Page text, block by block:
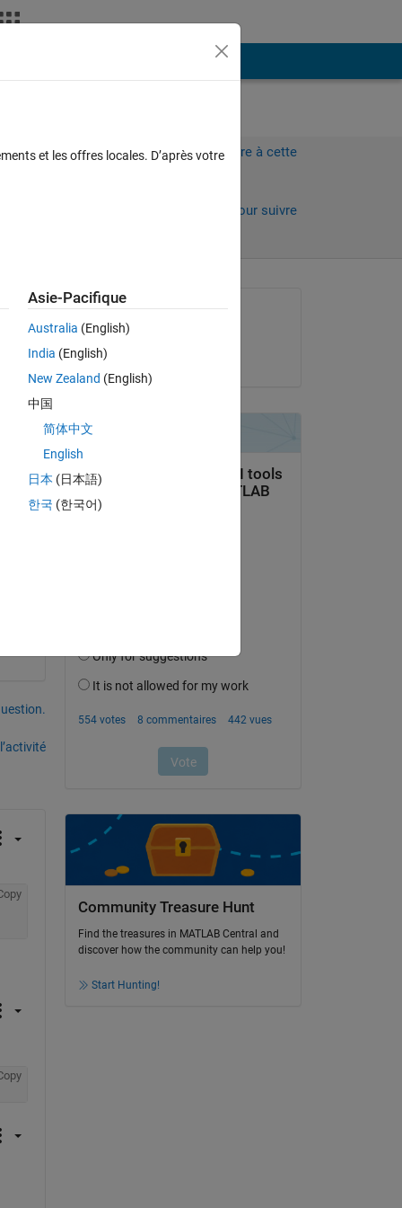
Connectez-vous pour répondre à cette
Connectez-vous pour suivre
Alexandros Polykarpou
le 15 Oct 2012
Community Treasure Hunt
Find the treasures in MATLAB Central and
discover how the community can help you!
Start Hunting!
et les offres locales. D’après votre
Asie-Pacifique
Australia (English)
India (English)
New Zealand (English)
中国
简体中文
English
日本 (日本語)
한국 (한국어)